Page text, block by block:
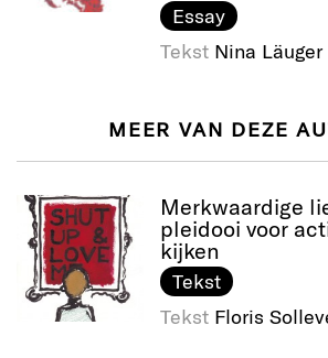
Essay
Tekst Nina Läuger
MEER VAN DEZE
Merkwaardige
pleidooi voor
kijken
Tekst
Tekst Floris